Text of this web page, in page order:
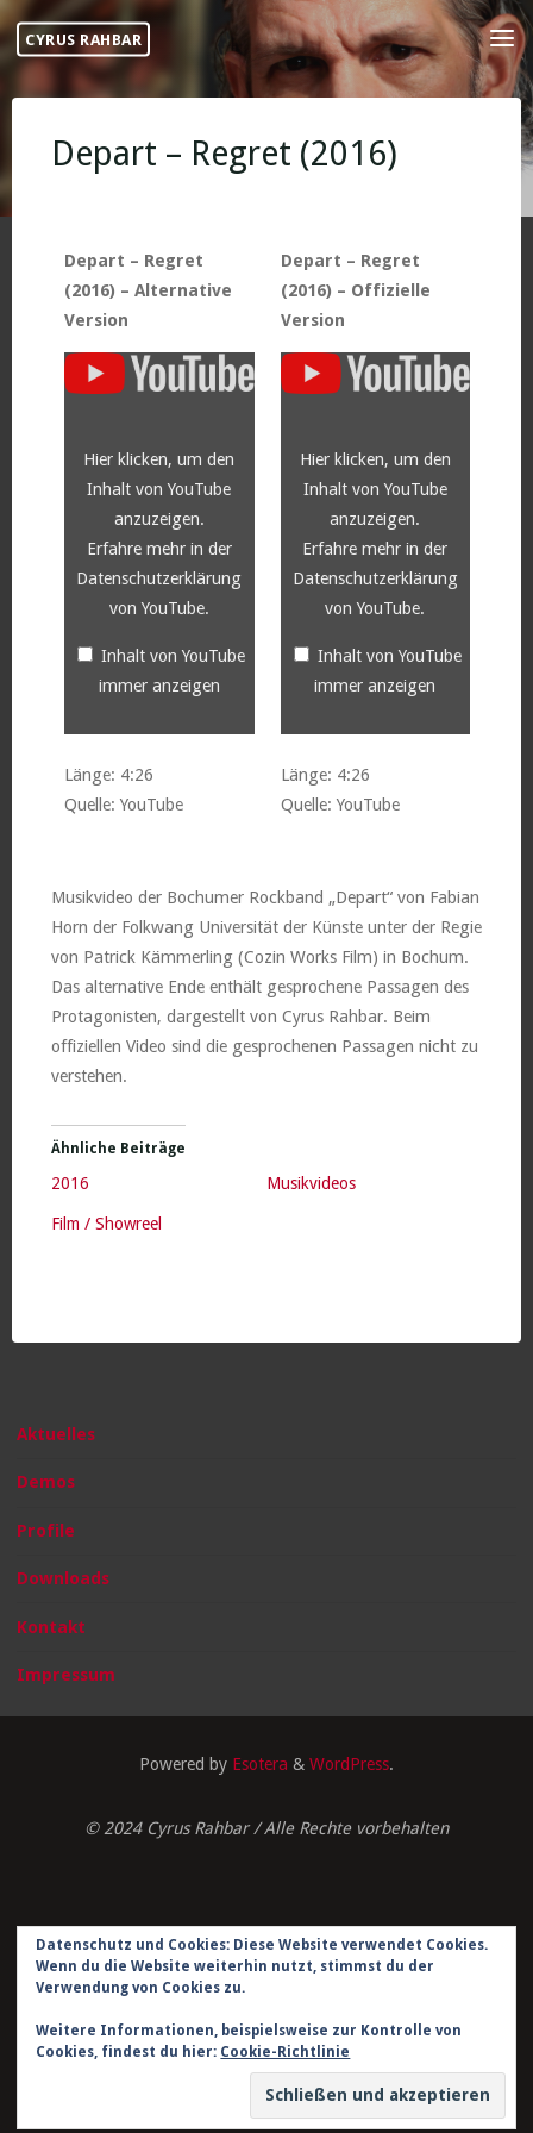
Skip
content
CYRUS RAHBAR
Depart – Regret (2016)
Depart – Regret
(2016) – Alternative
Version
„YouTube
video
player“
anzeigen
Hier klicken, um den
Inhalt von YouTube
anzuzeigen.
Erfahre mehr in der
Datenschutzerklärung
von YouTube.
Inhalt von YouTube
immer anzeigen
Länge: 4:26
Quelle: YouTube
Depart – Regret
(2016) – Offizielle
Version
„YouTube
video
player“
anzeigen
Hier klicken, um den
Inhalt von YouTube
anzuzeigen.
Erfahre mehr in der
Datenschutzerklärung
von YouTube.
Inhalt von YouTube
immer anzeigen
Länge: 4:26
Quelle: YouTube
Musikvideo der Bochumer Rockband „Depart“ von Fabian
Horn der Folkwang Universität der Künste unter der Regie
von Patrick Kämmerling (Cozin Works Film) in Bochum.
Das alternative Ende enthält gesprochene Passagen des
Protagonisten, dargestellt von Cyrus Rahbar. Beim
offiziellen Video sind die gesprochenen Passagen nicht zu
verstehen.
Ähnliche Beiträge
2016 Musikvideos
Film / Showreel
Aktuelles
Demos
Profile
Downloads
Kontakt
Impressum
Powered by Esotera & WordPress.
© 2024 Cyrus Rahbar / Alle Rechte vorbehalten
Impressum
Kontakt
Datenschutz und Cookies: Diese Website verwendet Cookies.
Wenn du die Website weiterhin nutzt, stimmst du der
Verwendung von Cookies zu.
Weitere Informationen, beispielsweise zur Kontrolle von
Cookies, findest du hier: Cookie-Richtlinie